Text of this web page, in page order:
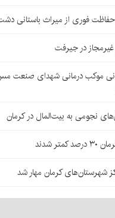
حفاظت فوری از میراث باستانی
غیرمجاز در جیرفت
موکب درمانی شهدای صنعت مس
نجومی به بیت‌المال در کرمان
شدند
شهرستان‌های کرمان مهار شد